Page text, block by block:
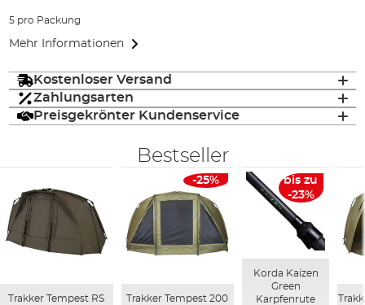
5 pro Packung
Mehr Informationen
Kostenloser Versand
Zahlungsarten
Preisgekrönter Kundenservice
Bestseller
Trakker Tempest RS
-25%
Trakker Tempest 200
bis zu
-23%
Korda Kaizen
Green
Karpfenrute